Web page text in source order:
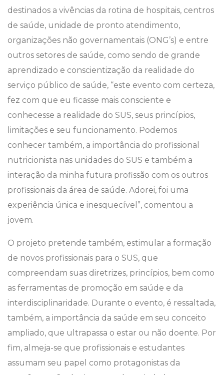
destinados a vivências da rotina de hospitais, centros
de saúde, unidade de pronto atendimento,
organizações não governamentais (ONG’s) e entre
outros setores de saúde, como sendo de grande
aprendizado e conscientização da realidade do
serviço público de saúde, “este evento com certeza,
fez com que eu ficasse mais consciente e
conhecesse a realidade do SUS, seus princípios,
limitações e seu funcionamento. Podemos
conhecer também, a importância do profissional
nutricionista nas unidades do SUS e também a
interação da minha futura profissão com os outros
profissionais da área de saúde. Adorei, foi uma
experiência única e inesquecível”, comentou a
jovem.
O projeto pretende também, estimular a formação
de novos profissionais para o SUS, que
compreendam suas diretrizes, princípios, bem como
as ferramentas de promoção em saúde e da
interdisciplinaridade. Durante o evento, é ressaltada,
também, a importância da saúde em seu conceito
ampliado, que ultrapassa o estar ou não doente. Por
fim, almeja-se que profissionais e estudantes
assumam seu papel como protagonistas da